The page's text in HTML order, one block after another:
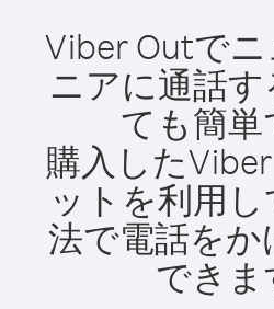
Viber Outで
ニアに通話す
ても簡単
購入した
ットを利用
法で電話を
できま